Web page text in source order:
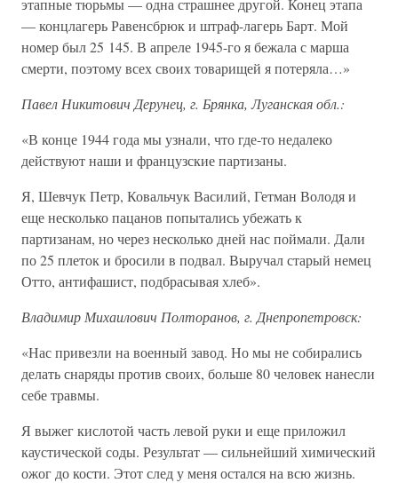
этапные тюрьмы — одна страшнее другой. Конец этапа
— концлагерь Равенсбрюк и штраф-лагерь Барт. Мой
номер был 25 145. В апреле 1945-го я бежала с марша
смерти, поэтому всех своих товарищей я потеряла…»
Павел Никитович Дерунец, г. Брянка, Луганская обл.:
«В конце 1944 года мы узнали, что где-то недалеко
действуют наши и французские партизаны.
Я, Шевчук Петр, Ковальчук Василий, Гетман Володя и
еще несколько пацанов попытались убежать к
партизанам, но через несколько дней нас поймали. Дали
по 25 плеток и бросили в подвал. Выручал старый немец
Отто, антифашист, подбрасывая хлеб».
Владимир Михаилович Полторанов, г. Днепропетровск:
«Нас привезли на военный завод. Но мы не собирались
делать снаряды против своих, больше 80 человек нанесли
себе травмы.
Я выжег кислотой часть левой руки и еще приложил
каустической соды. Результат — сильнейший химический
ожог до кости. Этот след у меня остался на всю жизнь.